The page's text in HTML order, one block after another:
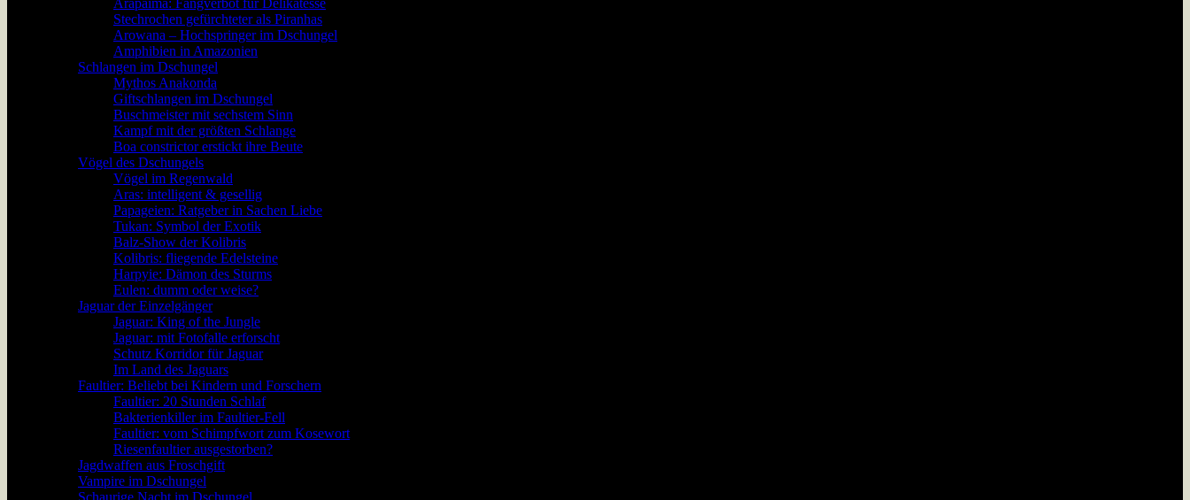
Arapaima: Fangverbot für Delikatesse
Stechrochen gefürchteter als Piranhas
Arowana – Hochspringer im Dschungel
Amphibien in Amazonien
Schlangen im Dschungel
Mythos Anakonda
Giftschlangen im Dschungel
Buschmeister mit sechstem Sinn
Kampf mit der größten Schlange
Boa constrictor erstickt ihre Beute
Vögel des Dschungels
Vögel im Regenwald
Aras: intelligent & gesellig
Papageien: Ratgeber in Sachen Liebe
Tukan: Symbol der Exotik
Balz-Show der Kolibris
Kolibris: fliegende Edelsteine
Harpyie: Dämon des Sturms
Eulen: dumm oder weise?
Jaguar der Einzelgänger
Jaguar: King of the Jungle
Jaguar: mit Fotofalle erforscht
Schutz Korridor für Jaguar
Im Land des Jaguars
Faultier: Beliebt bei Kindern und Forschern
Faultier: 20 Stunden Schlaf
Bakterienkiller im Faultier-Fell
Faultier: vom Schimpfwort zum Kosewort
Riesenfaultier ausgestorben?
Jagdwaffen aus Froschgift
Vampire im Dschungel
Schaurige Nacht im Dschungel